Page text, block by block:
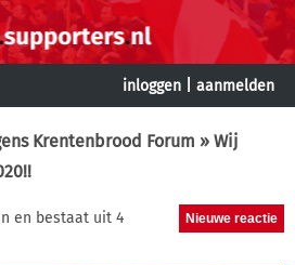
inloggen aanmelden
Krentenbrood Forum » Wij
en bestaat uit 4